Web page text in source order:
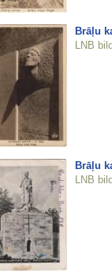
Brāļu
LNB
Brāļu
LNB